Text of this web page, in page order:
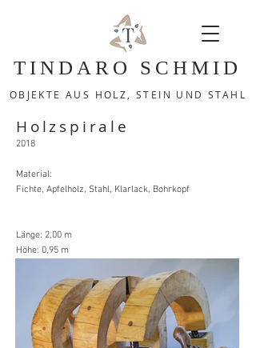
TINDARO SCHMID
OBJEKTE AUS HOLZ, STEIN UND STAHL
Holzspirale
2018
Material:
Fichte, Apfelholz, Stahl, Klarlack, Bohrkopf
Länge: 2,00 m
Höhe: 0,95 m